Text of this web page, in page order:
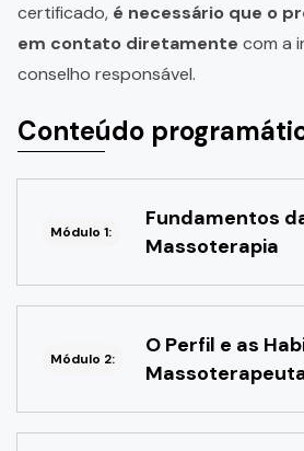
certificado, é necessário que o
em contato diretamente com a
conselho responsável.
Conteúdo
Módulo 1:
Fundamentos
Massoterapia
Módulo 2:
O Perfil e as